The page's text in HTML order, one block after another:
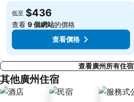
低至 $436
查看 9 個網站的價格
查看價格
查看廣州所有住宿
其他廣州住宿